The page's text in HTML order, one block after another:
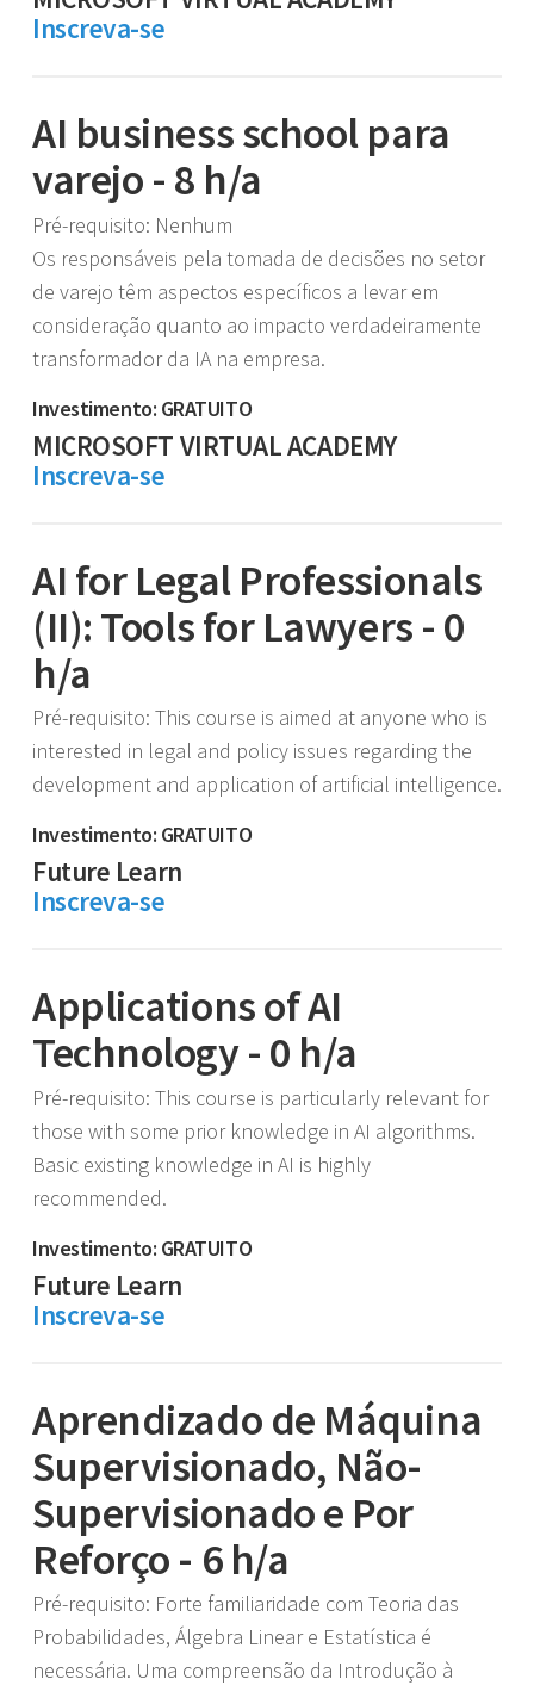
Inscreva-se
AI business school para
varejo - 8 h/a
Pré-requisito: Nenhum
Os responsáveis pela tomada de decisões no setor
de varejo têm aspectos específicos a levar em
consideração quanto ao impacto verdadeiramente
transformador da IA na empresa.
Investimento: GRATUITO
MICROSOFT VIRTUAL ACADEMY
Inscreva-se
AI for Legal Professionals
(II): Tools for Lawyers - 0
h/a
Pré-requisito: This course is aimed at anyone who is
interested in legal and policy issues regarding the
development and application of artificial intelligence.
Investimento: GRATUITO
Future Learn
Inscreva-se
Applications of AI
Technology - 0 h/a
Pré-requisito: This course is particularly relevant for
those with some prior knowledge in AI algorithms.
Basic existing knowledge in AI is highly
recommended.
Investimento: GRATUITO
Future Learn
Inscreva-se
Aprendizado de Máquina
Supervisionado, Não-
Supervisionado e Por
Reforço - 6 h/a
Pré-requisito: Forte familiaridade com Teoria das
Probabilidades, Álgebra Linear e Estatística é
necessária. Uma compreensão da Introdução à